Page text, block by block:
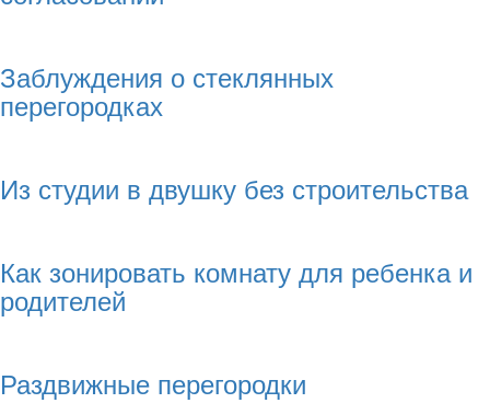
Заблуждения о стеклянных
перегородках
Из студии в двушку без строительства
Как зонировать комнату для ребенка и
родителей
Раздвижные перегородки